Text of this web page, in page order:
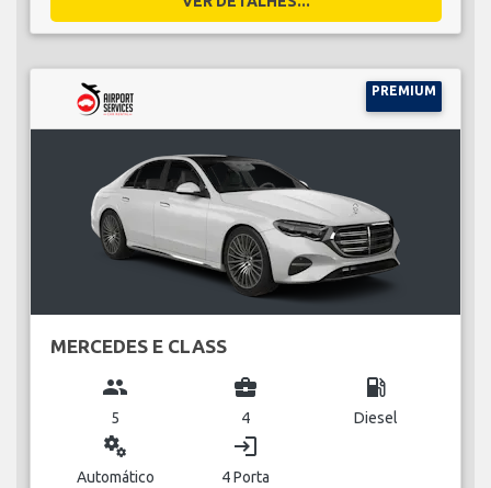
PREMIUM
MERCEDES E CLASS
group
5
business_center
4
local_gas_station
Diesel
miscellaneous_services
Automático
login
4 Porta